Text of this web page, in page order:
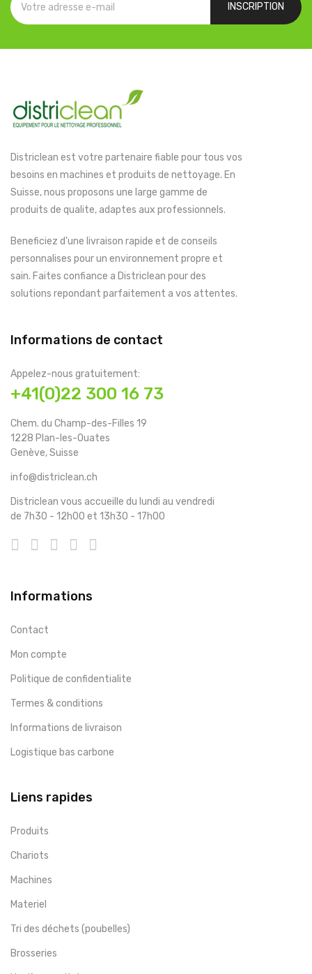
INSCRIPTION
Districlean est votre partenaire fiable pour tous vos
besoins en machines et produits de nettoyage. En
Suisse, nous proposons une large gamme de
produits de qualite, adaptes aux professionnels.
Beneficiez d'une livraison rapide et de conseils
personnalises pour un environnement propre et
sain. Faites confiance a Districlean pour des
solutions repondant parfaitement a vos attentes.
Informations de contact
Appelez-nous gratuitement:
+41(0)22 300 16 73
Chem. du Champ-des-Filles 19
1228 Plan-les-Ouates
Genève, Suisse
info@districlean.ch
Districlean vous accueille du lundi au vendredi
de 7h30 - 12h00 et 13h30 - 17h00
Informations
Contact
Mon compte
Politique de confidentialite
Termes & conditions
Informations de livraison
Logistique bas carbone
Liens rapides
Produits
Chariots
Machines
Materiel
Tri des déchets (poubelles)
Brosseries